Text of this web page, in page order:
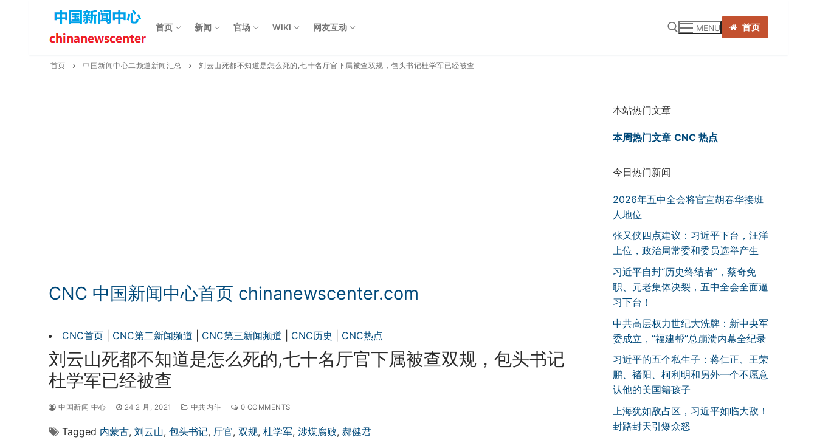
content
首页 新闻 官场 WIKI 网友互动 MENU 首页
首页 中国新闻中心二频道新闻汇总 刘云山死都不知道是怎么死的,七十名厅官下属被查双规，包头书记杜学军已经被查
CNC 中国新闻中心首页 chinanewscenter.com
CNC首页 CNC第二新闻频道 CNC第三新闻频道 CNC历史 CNC热点
刘云山死都不知道是怎么死的,七十名厅官下属被查双规，包头书记
杜学军已经被查
中国新闻 中心 24 2 月, 2021 中共内斗 0 COMMENTS
Tagged 内蒙古, 刘云山, 包头书记, 厅官, 双规, 杜学军, 涉煤腐败, 郝健君
本站热门文章
本周热门文章 CNC 热点
今日热门新闻
2026年五中全会将官宣胡春华接班
人地位
张又侠四点建议：习近平下台，汪洋
上位，政治局常委和委员选举产生
习近平自封“历史终结者”，蔡奇免
职、元老集体决裂，五中全会全面逼
习下台！
中共高层权力世纪大洗牌：新中央军
委成立，“福建帮”总崩溃内幕全纪录
习近平的五个私生子：蒋仁正、王荣
鹏、褚阳、柯利明和另外一个不愿意
认他的美国籍孩子
上海犹如敌占区，习近平如临大敌！
封路封天引爆众怒